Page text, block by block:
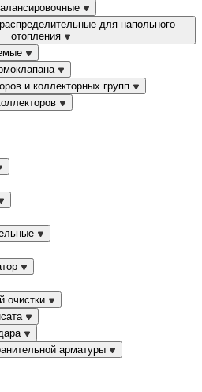
для напольного
отопления
и коллекторных групп
очистки
арматуры